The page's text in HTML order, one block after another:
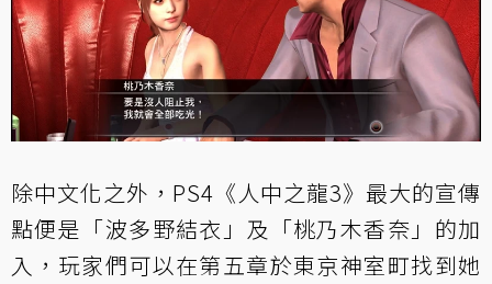
除中文化之外，PS4《人中之龍3》最大的宣傳
點便是「波多野結衣」及「桃乃木香奈」的加
入，玩家們可以在第五章於東京神室町找到她